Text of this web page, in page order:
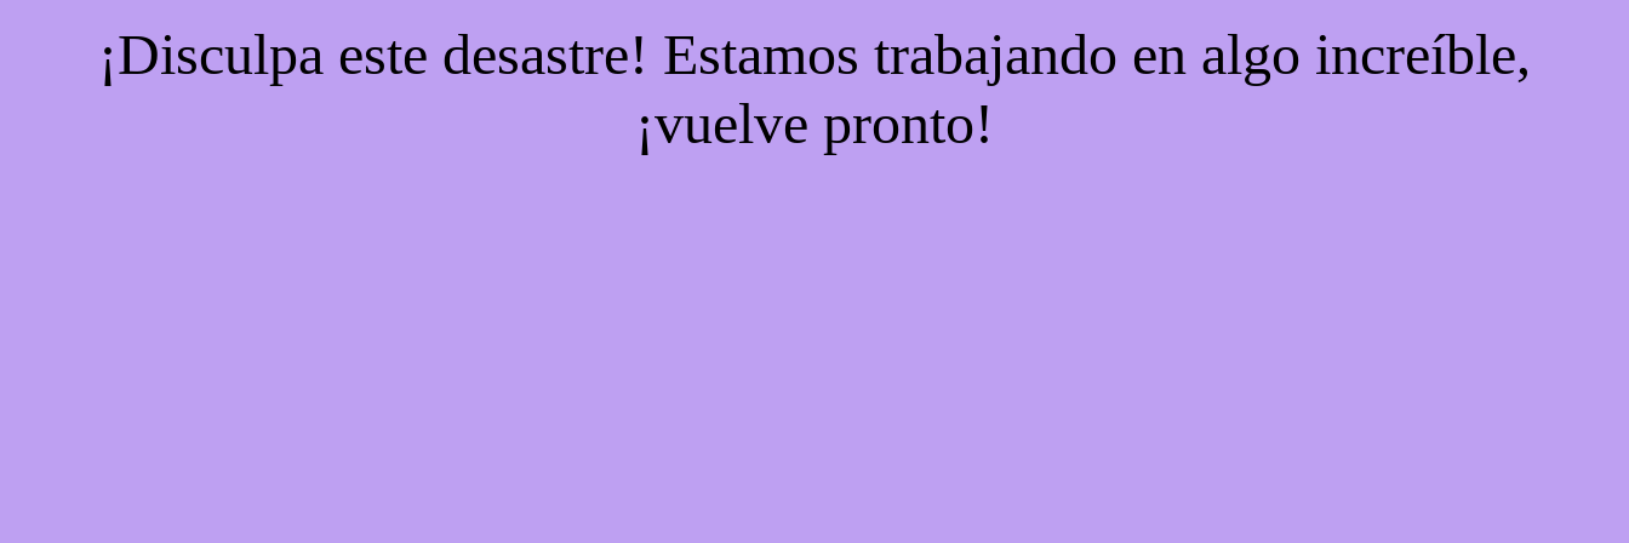
¡Disculpa este desastre! Estamos trabajando en algo increíble,
¡vuelve pronto!